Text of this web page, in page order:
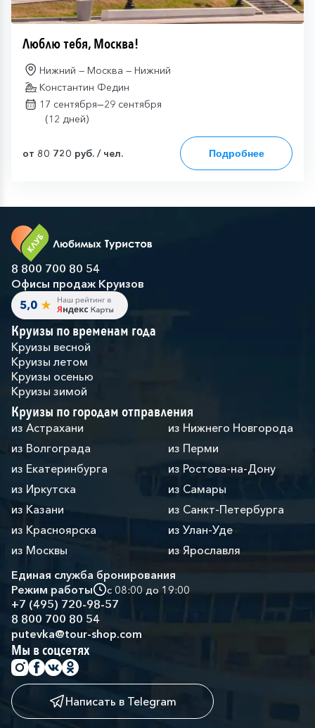
Люблю тебя, Москва!
Нижний — Москва — Нижний
Константин Федин
17 сентября—29 сентября
(12 дней)
Подробнее
от 80 720 руб. / чел.
8 800 700 80 54
Офисы продаж Круизов
Круизы по временам года
Круизы весной
Круизы летом
Круизы осенью
Круизы зимой
Круизы по городам отправления
из Астрахани
из Волгограда
из Екатеринбурга
из Иркутска
из Казани
из Красноярска
из Москвы
из Нижнего Новгорода
из Перми
из Ростова-на-Дону
из Самары
из Санкт-Петербурга
из Улан-Уде
из Ярославля
Единая служба бронирования
Режим работы
с 08:00 до 19:00
+7 (495) 720-98-57
8 800 700 80 54
putevka@tour-shop.com
Мы в соцсетях
Написать в Telegram